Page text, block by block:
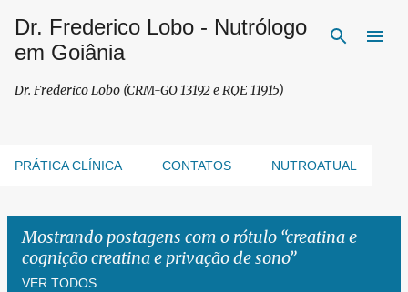
Pular para o conteúdo principal
Dr. Frederico Lobo - Nutrólogo
em Goiânia
Dr. Frederico Lobo (CRM-GO 13192 e RQE 11915)
PRÁTICA CLÍNICA CONTATOS NUTROATUAL
Mostrando postagens com o rótulo creatina e
cognição creatina e privação de sono
VER TODOS